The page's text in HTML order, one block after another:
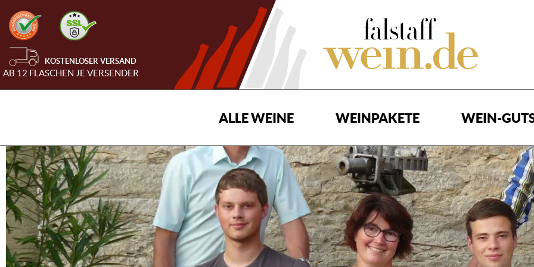
KOSTENLOSER VERSAND
AB 12 FLASCHEN JE VERSENDER
ALLE WEINE WEINPAKETE WEIN-